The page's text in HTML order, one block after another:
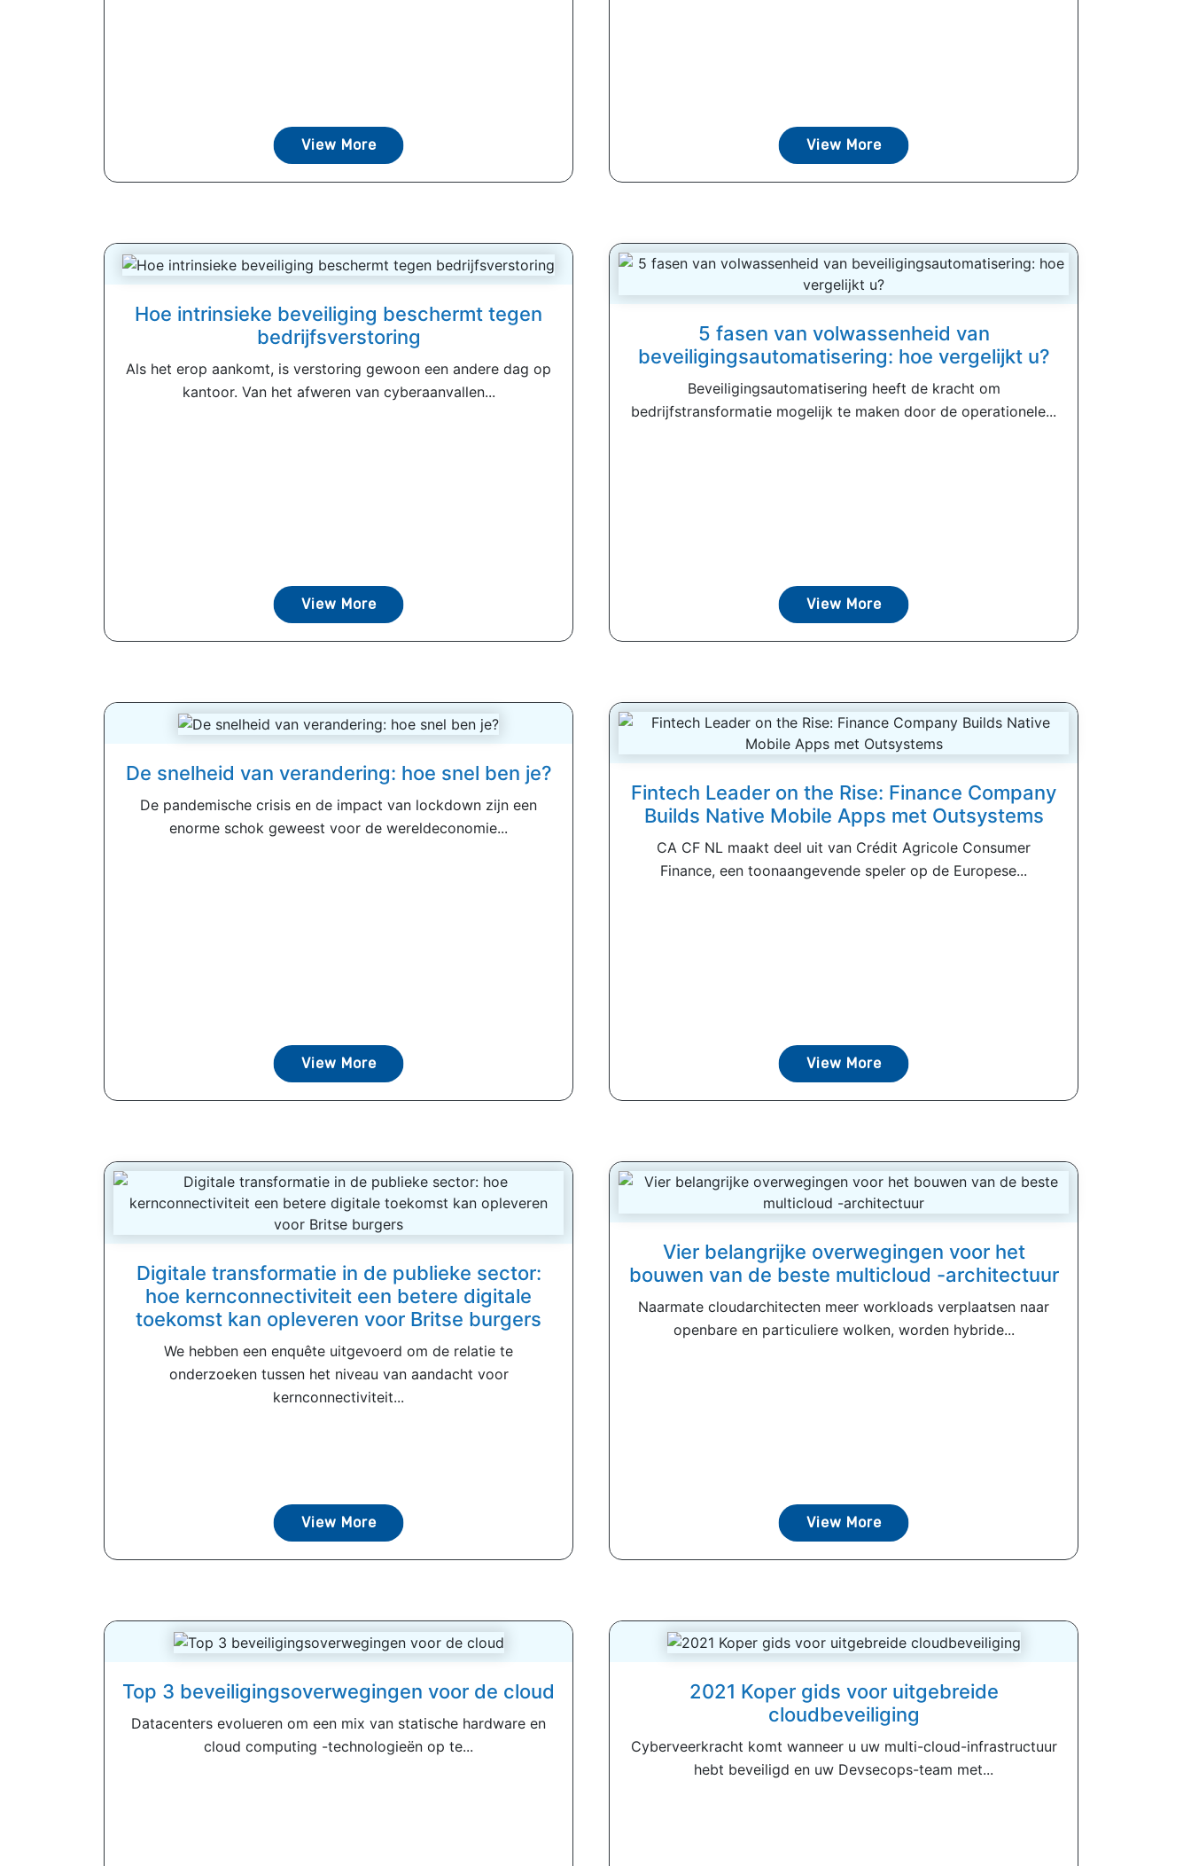
View More View More
Hoe intrinsieke beveiliging beschermt tegen
bedrijfsverstoring
Als het erop aankomt, is verstoring gewoon een andere dag op
kantoor. Van het afweren van cyberaanvallen...
View More
5 fasen van volwassenheid van
beveiligingsautomatisering: hoe vergelijkt u?
Beveiligingsautomatisering heeft de kracht om
bedrijfstransformatie mogelijk te maken door de operationele...
View More
De snelheid van verandering: hoe snel ben je?
De pandemische crisis en de impact van lockdown zijn een
enorme schok geweest voor de wereldeconomie...
View More
Fintech Leader on the Rise: Finance Company
Builds Native Mobile Apps met Outsystems
CA CF NL maakt deel uit van Crédit Agricole Consumer
Finance, een toonaangevende speler op de Europese...
View More
Digitale transformatie in de publieke sector:
hoe kernconnectiviteit een betere digitale
toekomst kan opleveren voor Britse burgers
We hebben een enquête uitgevoerd om de relatie te
onderzoeken tussen het niveau van aandacht voor
kernconnectiviteit...
View More
Vier belangrijke overwegingen voor het
bouwen van de beste multicloud -architectuur
Naarmate cloudarchitecten meer workloads verplaatsen naar
openbare en particuliere wolken, worden hybride...
View More
Top 3 beveiligingsoverwegingen voor de cloud
Datacenters evolueren om een ​​mix van statische hardware en
cloud computing -technologieën op te...
2021 Koper gids voor uitgebreide
cloudbeveiliging
Cyberveerkracht komt wanneer u uw multi-cloud-infrastructuur
hebt beveiligd en uw Devsecops-team met...